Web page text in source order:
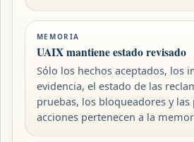
MEMORIA
UAIX mantiene estado revisado
Sólo los hechos aceptados, los
evidencia, el estado de las
pruebas, los bloqueadores y
acciones pertenecen a la